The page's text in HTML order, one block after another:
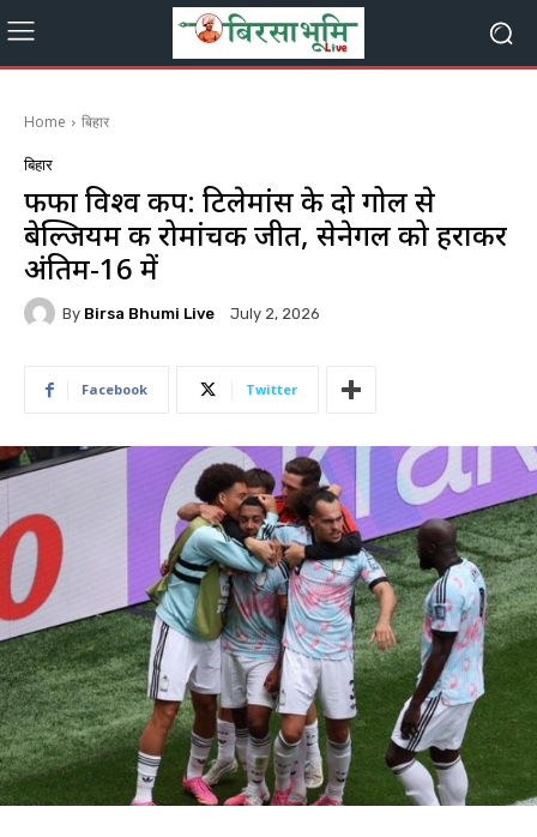
Home बिहार
बिहार
फीफा विश्व कप: टिलेमांस के दो गोल से
बेल्जियम की रोमांचक जीत, सेनेगल को हराकर
अंतिम-16 में
By Birsa Bhumi Live July 2, 2026
Facebook Twitter